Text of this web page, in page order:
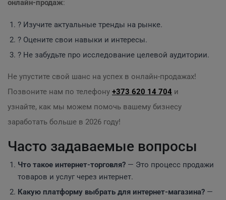
онлайн-продаж:
? Изучите актуальные тренды на рынке.
? Оцените свои навыки и интересы.
? Не забудьте про исследование целевой аудитории.
Не упустите свой шанс на успех в онлайн-продажах!
Позвоните нам по телефону +373 620 14 704 и
узнайте, как мы можем помочь вашему бизнесу
заработать больше в 2026 году!
Часто задаваемые вопросы
Что такое интернет-торговля? — Это процесс продажи
товаров и услуг через интернет.
Какую платформу выбрать для интернет-магазина? —